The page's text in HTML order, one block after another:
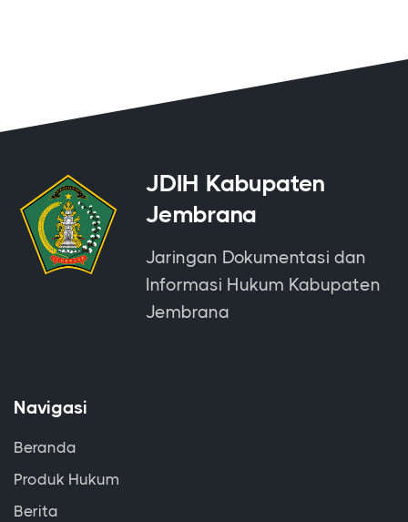
JDIH Kabupaten
Jembrana
Jaringan Dokumentasi dan
Informasi Hukum Kabupaten
Jembrana
Navigasi
Beranda
Produk Hukum
Berita